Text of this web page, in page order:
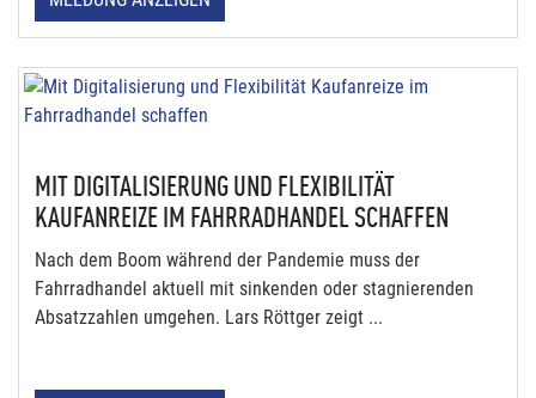
MIT DIGITALISIERUNG UND FLEXIBILITÄT
KAUFANREIZE IM FAHRRADHANDEL SCHAFFEN
Nach dem Boom während der Pandemie muss der
Fahrradhandel aktuell mit sinkenden oder stagnierenden
Absatzzahlen umgehen. Lars Röttger zeigt ...